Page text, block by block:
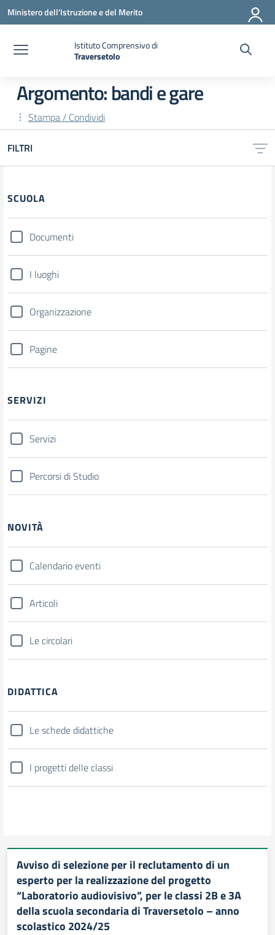
Vai ai contenuti
Vai al menu di navigazione
Vai al footer
Ministero dell'Istruzione e del Merito
Istituto Comprensivo di
Traversetolo
Argomento: bandi e gare
Stampa / Condividi
FILTRI
Filtri
SCUOLA
Documenti
I luoghi
Organizzazione
Pagine
SERVIZI
Servizi
Percorsi di Studio
NOVITÀ
Calendario eventi
Articoli
Le circolari
DIDATTICA
Le schede didattiche
I progetti delle classi
Avviso di selezione per il reclutamento di un
esperto per la realizzazione del progetto
“Laboratorio audiovisivo”, per le classi 2B e 3A
della scuola secondaria di Traversetolo – anno
scolastico 2024/25